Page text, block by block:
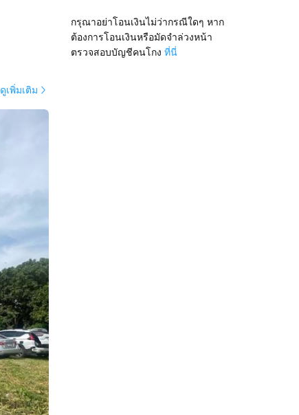
กรุณาอย่าโอนเงินไม่ว่ากรณีใดๆ หาก
ต้องการโอนเงินหรือมัดจำล่วงหน้า
ตรวจสอบบัญชีคนโกง ที่นี่
ดูเพิ่มเติม